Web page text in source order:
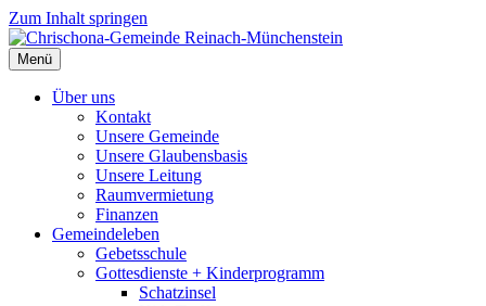
Zum Inhalt springen
Menü
Über uns
Kontakt
Unsere Gemeinde
Unsere Glaubensbasis
Unsere Leitung
Raumvermietung
Finanzen
Gemeindeleben
Gebetsschule
Gottesdienste + Kinderprogramm
Schatzinsel